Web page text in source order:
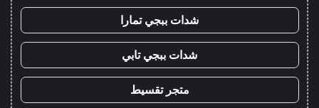
شدات ببجي تمارا
شدات ببجي تابي
متجر تقسيط